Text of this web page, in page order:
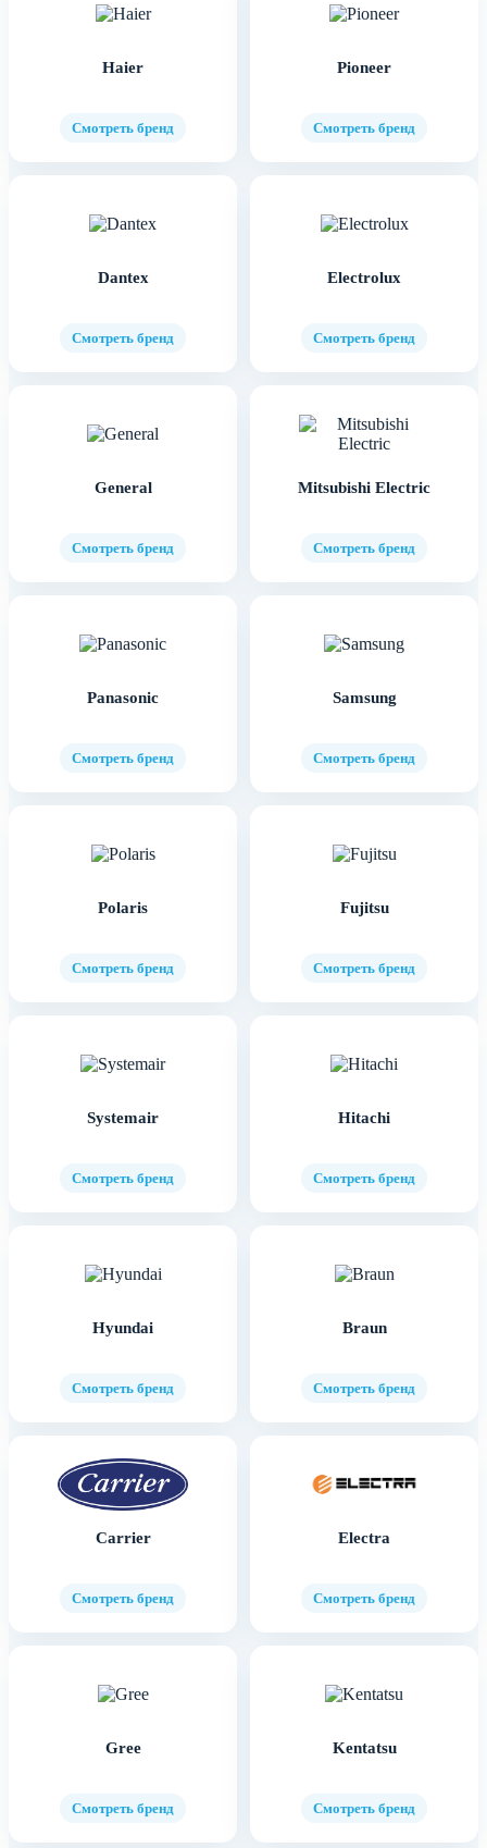
Haier
Смотреть бренд
Pioneer
Смотреть бренд
Dantex
Смотреть бренд
Electrolux
Смотреть бренд
General
Смотреть бренд
Mitsubishi Electric
Смотреть бренд
Panasonic
Смотреть бренд
Samsung
Смотреть бренд
Polaris
Смотреть бренд
Fujitsu
Смотреть бренд
Systemair
Смотреть бренд
Hitachi
Смотреть бренд
Hyundai
Смотреть бренд
Braun
Смотреть бренд
Carrier
Смотреть бренд
Electra
Смотреть бренд
Gree
Смотреть бренд
Kentatsu
Смотреть бренд